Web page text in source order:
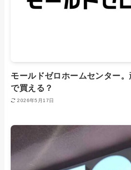
モールドゼロホームセンター
で買える？
2026年5月17日